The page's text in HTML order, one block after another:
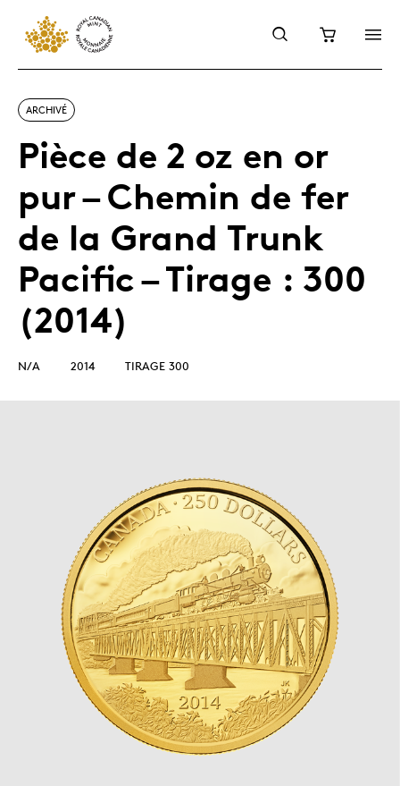
ARCHIVÉ
Pièce de 2 oz en or
pur – Chemin de fer
de la Grand Trunk
Pacific – Tirage : 300
(2014)
N/A 2014 TIRAGE 300